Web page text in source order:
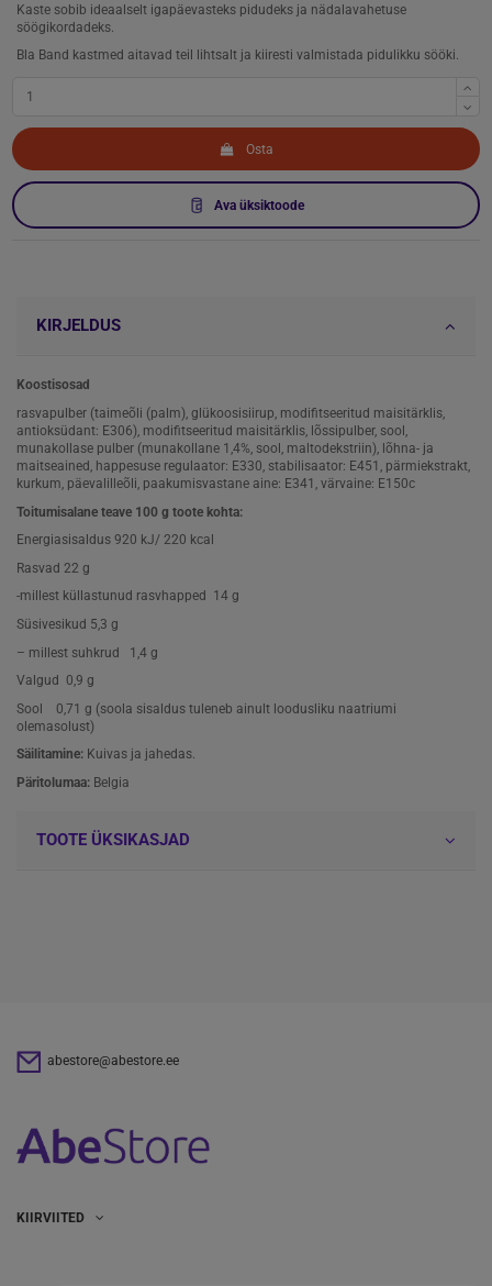
Kaste sobib ideaalselt igapäevasteks pidudeks ja nädalavahetuse
söögikordadeks.
Bla Band kastmed aitavad teil lihtsalt ja kiiresti valmistada pidulikku sööki.
Osta
Ava üksiktoode
KIRJELDUS
Koostisosad
rasvapulber (taimeõli (palm), glükoosisiirup, modifitseeritud maisitärklis,
antioksüdant: E306), modifitseeritud maisitärklis, lõssipulber, sool,
munakollase pulber (munakollane 1,4%, sool, maltodekstriin), lõhna- ja
maitseained, happesuse regulaator: E330, stabilisaator: E451, pärmiekstrakt,
kurkum, päevalilleõli, paakumisvastane aine: E341, värvaine: E150c
Toitumisalane teave 100 g toote kohta:
Energiasisaldus 920 kJ/ 220 kcal
Rasvad 22 g
-millest küllastunud rasvhapped 14 g
Süsivesikud 5,3 g
– millest suhkrud 1,4 g
Valgud 0,9 g
Sool 0,71 g (soola sisaldus tuleneb ainult loodusliku naatriumi
olemasolust)
Säilitamine: Kuivas ja jahedas.
Päritolumaa: Belgia
TOOTE ÜKSIKASJAD
abestore@abestore.ee
KIIRVIITED